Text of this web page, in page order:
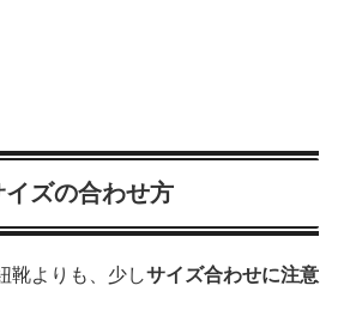
ズの合わせ方
靴よりも、少しサイズ合わせに注意